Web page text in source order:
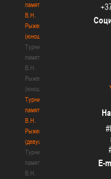
памяти
В.Н.
Рыженкова
(юноши)
Турнир
памяти
В.Н.
Рыженкова
(юноши)
Турнир
памяти
В.Н.
Рыженкова
(девушки)
Турнир
памяти
В.Н.
E-